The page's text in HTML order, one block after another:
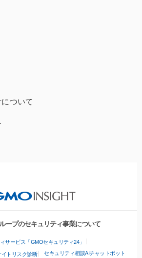
ついて
ープのセキュリティ事業について
サービス「GMOセキュリティ24」
イトリスク診断 セキュリティ相談AIチャットボット